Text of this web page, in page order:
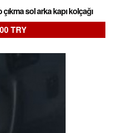
sol arka kapı kolçağı
TRY